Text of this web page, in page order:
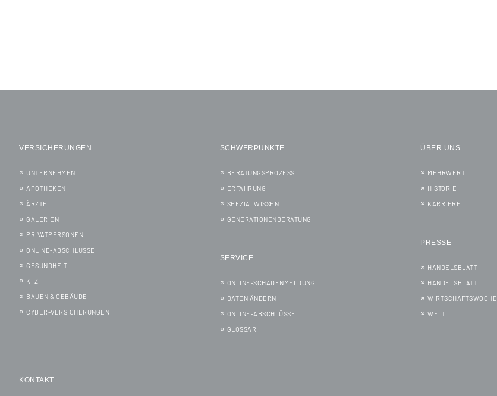
VERSICHERUNGEN
UNTERNEHMEN
APOTHEKEN
ÄRZTE
GALERIEN
PRIVATPERSONEN
ONLINE-ABSCHLÜSSE
GESUNDHEIT
KFZ
BAUEN & GEBÄUDE
CYBER-VERSICHERUNGEN
SCHWERPUNKTE
BERATUNGSPROZESS
ERFAHRUNG
SPEZIALWISSEN
GENERATIONENBERATUNG
SERVICE
ONLINE-SCHADENMELDUNG
DATEN ÄNDERN
ONLINE-ABSCHLÜSSE
GLOSSAR
ÜBER UNS
MEHRWERT
HISTORIE
KARRIERE
PRESSE
HANDELSBLATT
HANDELSBLATT
WIRTSCHAFTSWOCHE
WELT
KONTAKT